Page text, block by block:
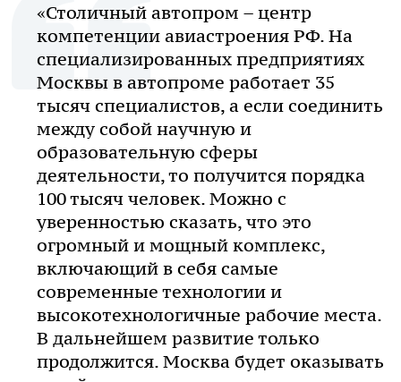
«Столичный автопром – центр
компетенции авиастроения РФ. На
специализированных предприятиях
Москвы в автопроме работает 35
тысяч специалистов, а если соединить
между собой научную и
образовательную сферы
деятельности, то получится порядка
100 тысяч человек. Можно с
уверенностью сказать, что это
огромный и мощный комплекс,
включающий в себя самые
современные технологии и
высокотехнологичные рабочие места.
В дальнейшем развитие только
продолжится. Москва будет оказывать